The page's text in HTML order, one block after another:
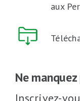
aux
Ne
Inscrivez-